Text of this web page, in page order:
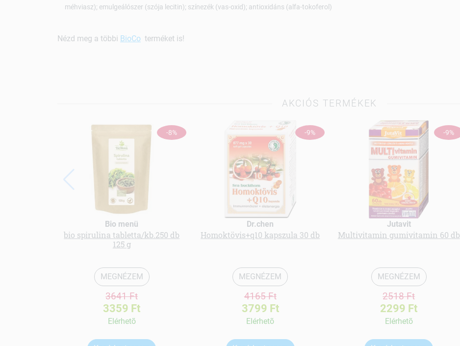
méhviasz); emulgeálószer (szója lecitin); színezék (vas-oxid); antioxidáns (alfa-tokoferol)
Nézd meg a többi BioCo terméket is!
AKCIÓS TERMÉKEK
-8%
Bio menü
bio spirulina tabletta/kb.250 db
125 g
MEGNÉZEM
3641 Ft
3359 Ft
Elérhetõ
-9%
Dr.chen
Homoktövis+q10 kapszula 30 db
MEGNÉZEM
4165 Ft
3799 Ft
Elérhetõ
-9%
Jutavit
Multivitamin gumivitamin 60 db
MEGNÉZEM
2518 Ft
2299 Ft
Elérhetõ